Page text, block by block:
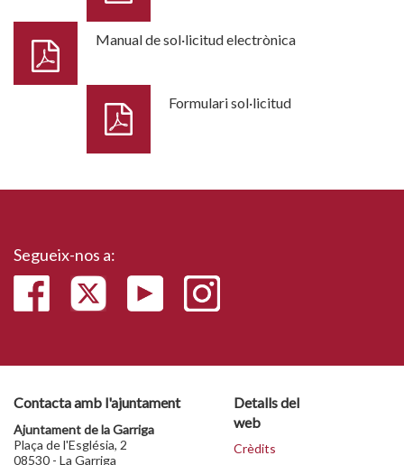
Manual de sol·licitud electrònica
Formulari sol·licitud
Segueix-nos a:
Contacta amb l'ajuntament
Ajuntament de la Garriga
Plaça de l'Església, 2
08530 - La Garriga
Detalls del
web
Crèdits